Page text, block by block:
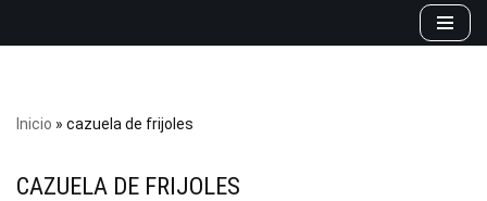
Inicio » cazuela de frijoles
CAZUELA DE FRIJOLES